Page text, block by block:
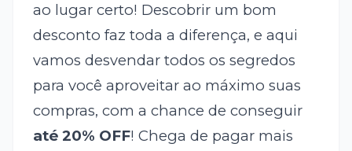
ao lugar certo! Descobrir um bom
desconto faz toda a diferença, e aqui
vamos desvendar todos os segredos
para você aproveitar ao máximo suas
compras, com a chance de conseguir
até 20% OFF! Chega de pagar mais